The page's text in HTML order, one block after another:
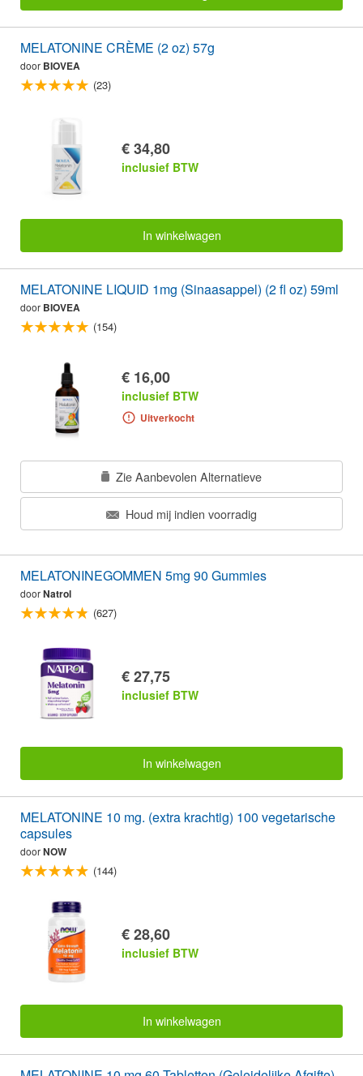
MELATONINE CRÈME (2 oz) 57g
door BIOVEA
(23)
€ 34,80
inclusief BTW
In winkelwagen
MELATONINE LIQUID 1mg (Sinaasappel) (2 fl oz) 59ml
door BIOVEA
(154)
€ 16,00
inclusief BTW
Uitverkocht
Zie Aanbevolen Alternatieve
Houd mij indien voorradig
MELATONINEGOMMEN 5mg 90 Gummies
doorNatrol
(627)
€ 27,75
inclusief BTW
In winkelwagen
MELATONINE 10 mg. (extra krachtig) 100 vegetarische
capsules
doorNOW
(144)
€ 28,60
inclusief BTW
In winkelwagen